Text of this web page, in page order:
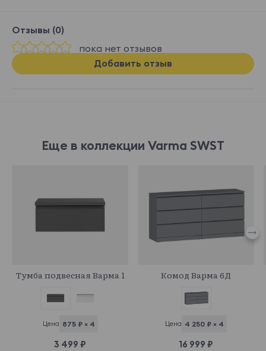
Отзывы (0)
пока нет отзывов
Добавить отзыв
Еще в коллекции Varma SWST
Тумба подвесная Варма 1
Цена 875 ₽ × 4
3 499 ₽
Комод Варма 6Д
Цена 4 250 ₽ × 4
16 999 ₽